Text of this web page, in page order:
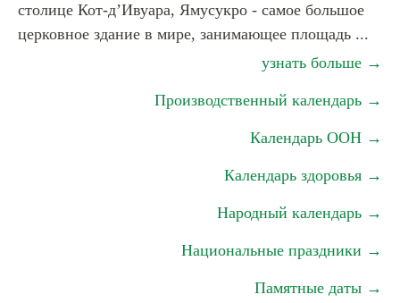
столице Кот-д’Ивуара, Ямусукро - самое большое
церковное здание в мире, занимающее площадь ...
узнать больше →
Производственный календарь →
Календарь ООН →
Календарь здоровья →
Народный календарь →
Национальные праздники →
Памятные даты →